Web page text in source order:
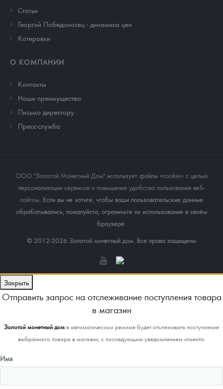
Cтатьи
Георгий Победоносец - динамика цен
Котировки
О КОМПАНИИ
Контакты
Наши преимущества
Письмо директору
Пресс-служба
ООО "Золотой Монетный Дом" использует файлы «cookie» с целью
персонализации сервисов и повышения удобства пользования веб-
сайтом. Если вы не хотите, чтобы ваши пользовательские данные
обрабатывались, пожалуйста, ограничьте их использование в своём
браузере.
© 2012-2026 Золотой монетный дом. Все права защищены
Закрыть
Отправить запрос на отслеживание поступления товара
в магазин
Золотой монетный домв автоматическом режиме будет отслеживать поступление
выбранного товара в магазин, с последующим уведомлением клиента.
Имя